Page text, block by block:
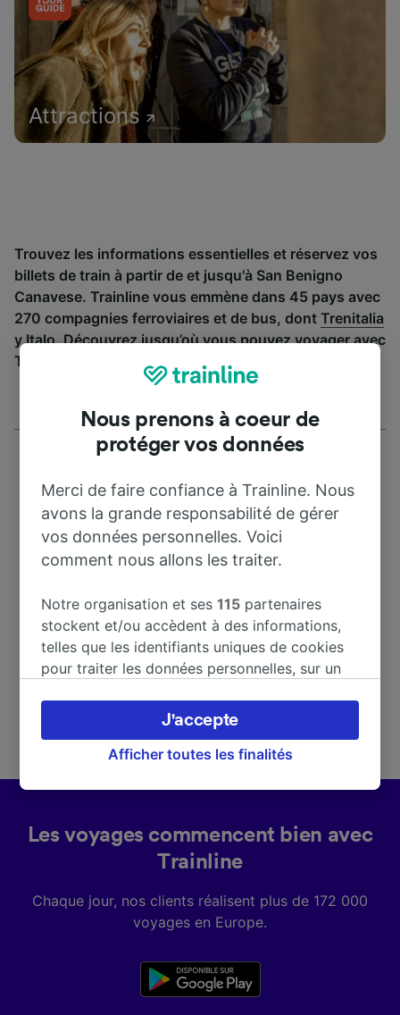
Attractions
Trouvez les informations essentielles et réservez vos
billets de train à partir de et jusqu'à San Benigno
Canavese. Trainline vous emmène dans 45 pays avec
270 compagnies ferroviaires et de bus, dont Trenitalia
yItalo. Découvrez jusqu’où vous pouvez voyager avec
Trainline aujourd’hui.
Adresse
Canavese
Italy
Les voyages commencent bien avec
Trainline
Chaque jour, nos clients réalisent plus de 172 000
voyages en Europe.
Nous prenons à coeur de
protéger vos données
Merci de faire confiance à Trainline. Nous
avons la grande responsabilité de gérer
vos données personnelles. Voici
comment nous allons les traiter.
Notre organisation et ses115 partenaires
stockent et/ou accèdent à des informations,
telles que les identifiants uniques de cookies
pour traiter les données personnelles, sur un
préférences, notamment en exerçant votre
droit d’opposition à l’intérêt légitime, en
cliquant ci-dessous ou à tout moment sur la
Vos données ne seront pas utilisées à des fins
de traçage si vous nous avez demandé de ne
Nos équipes ainsi que nos partenaires
finalités suivantes :
Utiliser des données de géolocalisation
précises. Analyser activement les
Afficher toutes les finalités
J'accepte